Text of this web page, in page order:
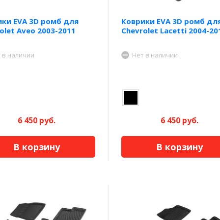
EVA 3D ромб для
Aveo 2003-2011
в наличии
6 450 руб.
В корзину
Коврики EVA 3D ромб
Chevrolet Lacetti 2004-
Нет в наличии
6 450 руб.
В корзину